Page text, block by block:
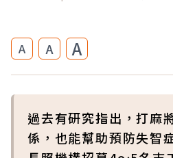
A A A
過去有研究指出，打麻
係，也能幫助預防失智